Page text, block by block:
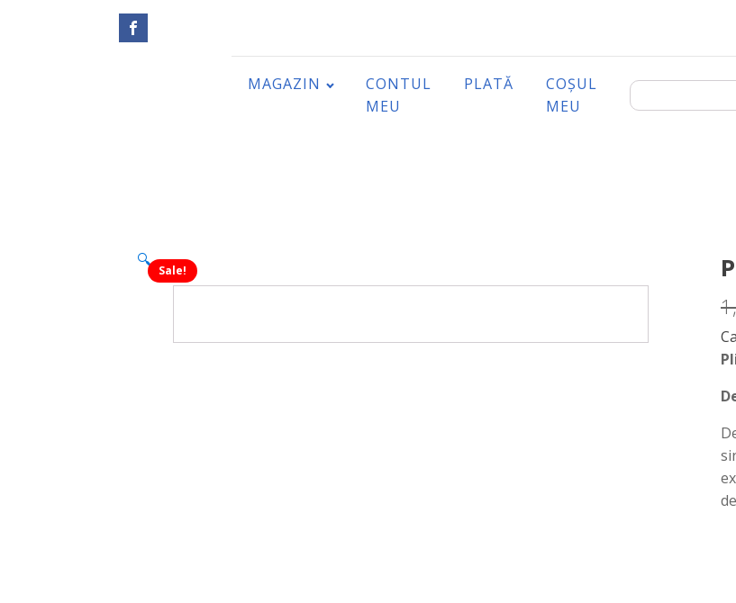
MAGAZIN
CONTUL
MEU
PLATĂ
COȘUL
MEU
Sale!
🔍